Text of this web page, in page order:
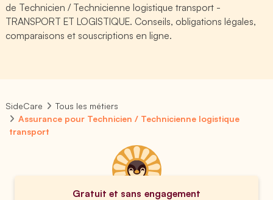
de Technicien / Technicienne logistique transport -
TRANSPORT ET LOGISTIQUE. Conseils, obligations légales,
comparaisons et souscriptions en ligne.
SideCare
Tous les métiers
Assurance pour Technicien / Technicienne logistique
transport
Gratuit et sans engagement